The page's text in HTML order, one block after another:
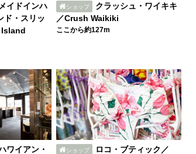
イドインハ
ド・スリッ
Island
ショップ
クラッシュ・ワイキキ
／Crush Waikiki
ここから約127m
ワイアン・
ショップ
ロコ・ブティック／